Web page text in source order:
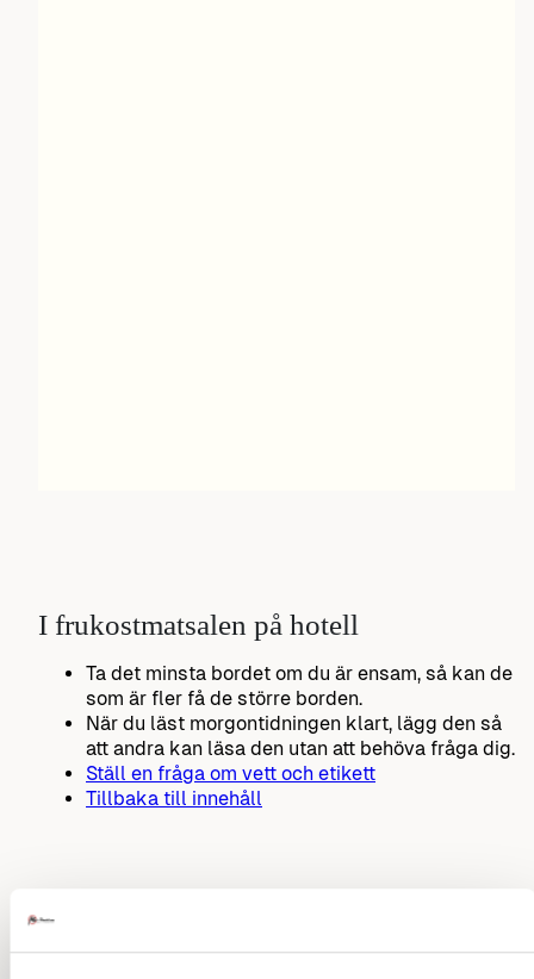
I frukostmatsalen på hotell
Ta det minsta bordet om du är ensam, så kan de
som är fler få de större borden.
När du läst morgontidningen klart, lägg den så
att andra kan läsa den utan att behöva fråga dig.
Ställ en fråga om vett och etikett
Tillbaka till innehåll